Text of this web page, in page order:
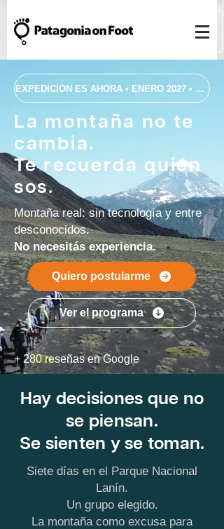
EXPEDICIÓN ES AHORA • ENERO 2027 • 7
La montaña no te
cambia.
Te recuerda quién
sos.
Montaña real: sin tecnología y entre
desconocidos.
No necesitás experiencia.
Quiero postularme
Ver el programa
+ 280 reseñas en Google
Hay decisiones que no
se piensan.
Se sienten y se toman.
Siete días en el Parque Nacional
Lanín.
Un grupo elegido.
La montaña como excusa para